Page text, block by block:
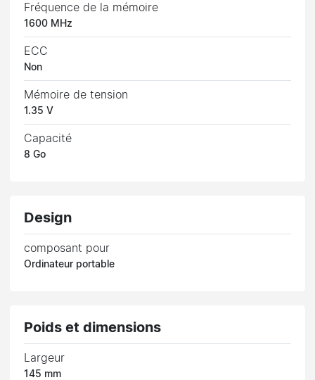
Fréquence de la mémoire
1600 MHz
ECC
Non
Mémoire de tension
1.35 V
Capacité
8 Go
Design
composant pour
Ordinateur portable
Poids et dimensions
Largeur
145 mm